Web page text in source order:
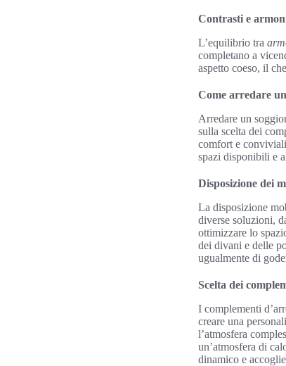
Contrasti e
L’equilibrio tra
completano a
aspetto coeso, il
Come arredare
Arredare un
sulla scelta dei
comfort e
spazi disponibili e
Disposizione dei
La disposizione
diverse soluzioni,
ottimizzare lo
dei divani e delle
ugualmente di
Scelta dei
I complementi
creare una
l’atmosfera
un’atmosfera di
dinamico e